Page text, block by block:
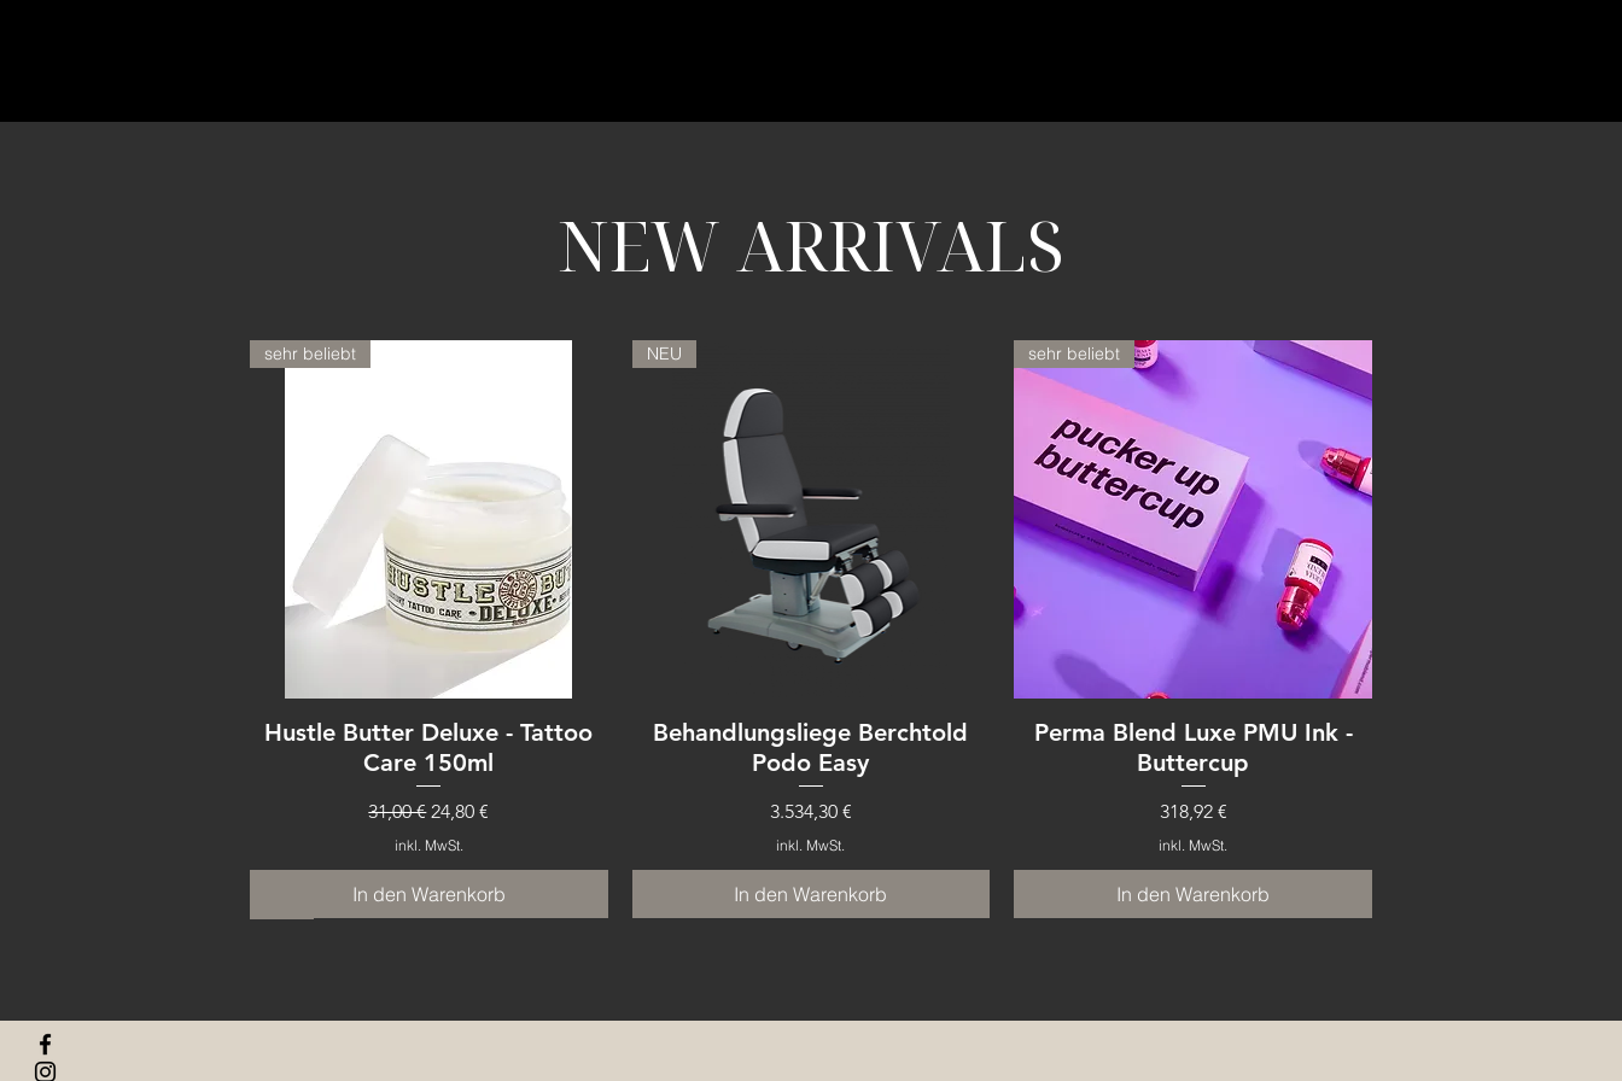
NEW ARRIVALS
sehr beliebt
Hustle Butter Deluxe - Tattoo
Care 150ml
Standardpreis
31,00 € Sale-Preis
24,80 €
inkl. MwSt.
In den Warenkorb
NEU
Behandlungsliege Berchtold
Podo Easy
Preis
3.534,30 €
inkl. MwSt.
In den Warenkorb
sehr beliebt
Perma Blend Luxe PMU Ink -
Buttercup
Preis
318,92 €
inkl. MwSt.
In den Warenkorb